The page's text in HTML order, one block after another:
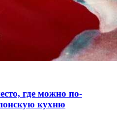
где можно по-
кухню